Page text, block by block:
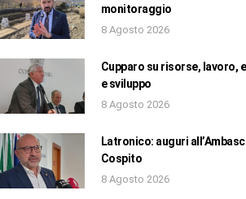
monitoraggio
8 Agosto 2026
Cupparo su risorse, lavoro,
e sviluppo
8 Agosto 2026
Latronico: auguri
Cospito
8 Agosto 2026